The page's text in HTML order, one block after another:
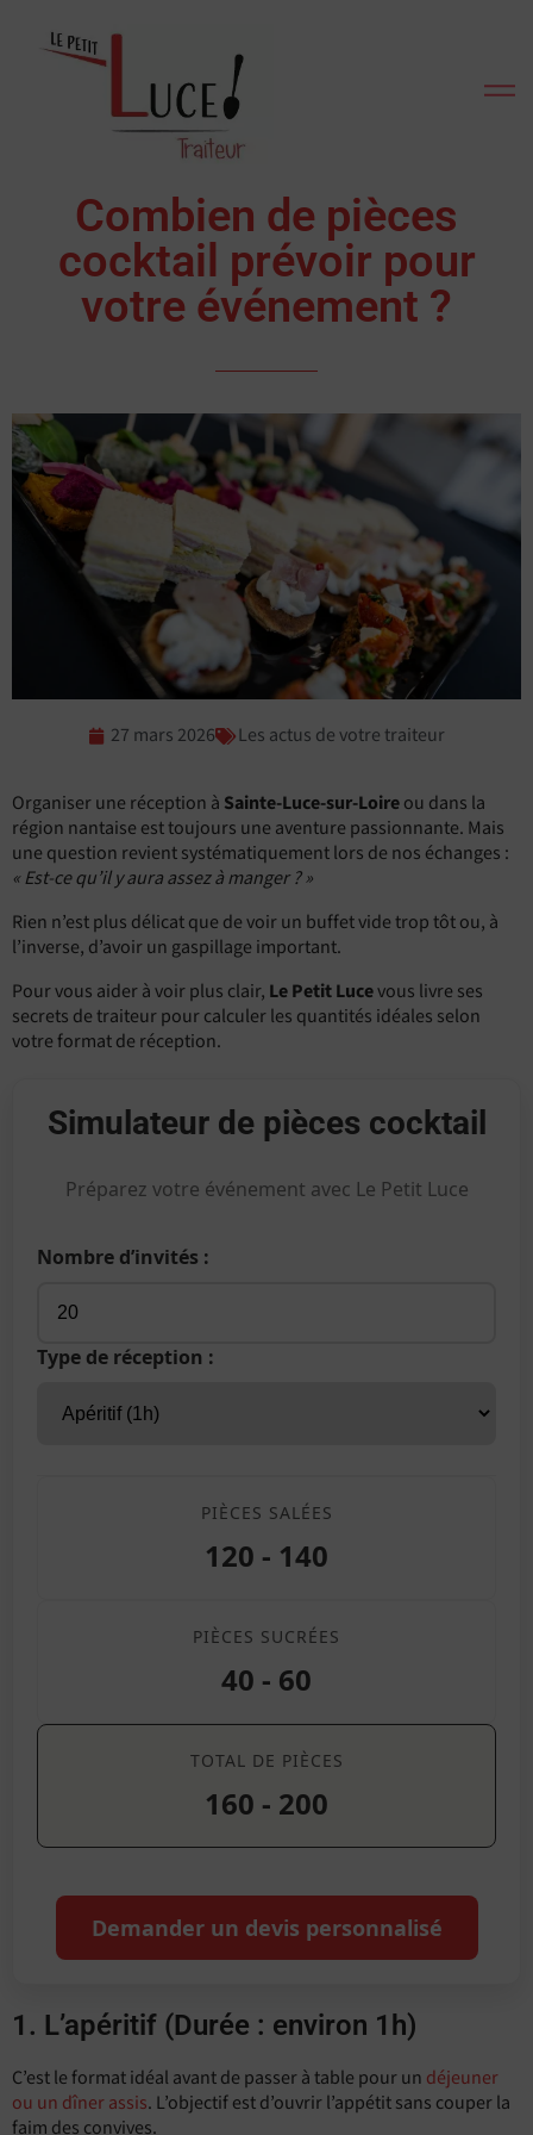
Combien de pièces
cocktail prévoir pour
votre événement ?
27 mars 2026 Les actus de votre traiteur
Organiser une réception à Sainte-Luce-sur-Loireou dans la
région nantaise est toujours une aventure passionnante. Mais
une question revient systématiquement lors de nos échanges :
« Est-ce qu’il y aura assez à manger ? »
Rien n’est plus délicat que de voir un buffet vide trop tôt ou, à
l’inverse, d’avoir un gaspillage important.
Pour vous aider à voir plus clair, Le Petit Lucevous livre ses
secrets de traiteur pour calculer les quantités idéales selon
votre format de réception.
Simulateur de pièces cocktail
Préparez votre événement avec Le Petit Luce
Nombre d’invités :
Type de réception :
PIÈCES SALÉES
120 - 140
PIÈCES SUCRÉES
40 - 60
TOTAL DE PIÈCES
160 - 200
Demander un devis personnalisé
1. L’apéritif (Durée : environ 1h)
C’est le format idéal avant de passer à table pour un déjeuner
ou un dîner assis. L’objectif est d’ouvrir l’appétit sans couper la
faim des convives.